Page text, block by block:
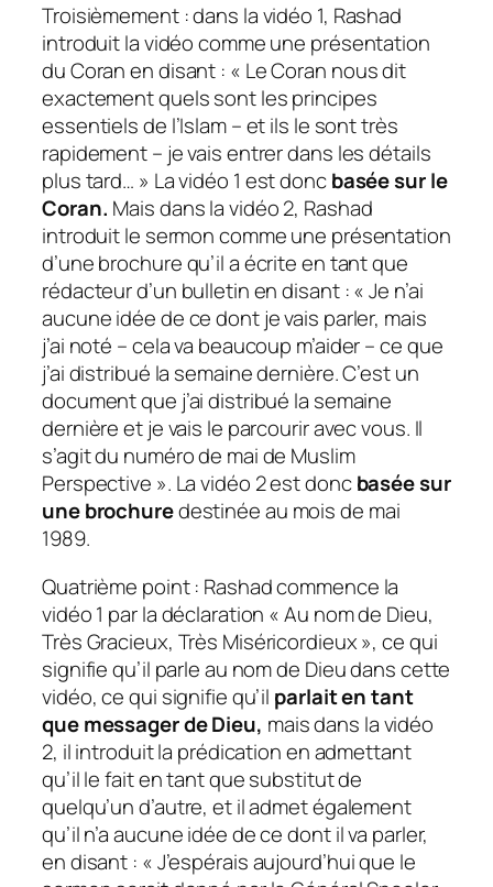
Troisièmement : dans la vidéo 1, Rashad
introduit la vidéo comme une présentation
du Coran en disant : « Le Coran nous dit
exactement quels sont les principes
essentiels de l’Islam – et ils le sont très
rapidement – je vais entrer dans les détails
plus tard… » La vidéo 1 est doncbasée sur le
Coran. Mais dans la vidéo 2, Rashad
introduit le sermon comme une présentation
d’une brochure qu’il a écrite en tant que
rédacteur d’un bulletin en disant :« Je n’ai
aucune idée de ce dont je vais parler, mais
j’ai noté – cela va beaucoup m’aider – ce que
j’ai distribué la semaine dernière. C’est un
document que j’ai distribué la semaine
dernière et je vais le parcourir avec vous. Il
s’agit du numéro de mai de Muslim
Perspective ». La vidéo 2 est doncbasée sur
une brochuredestinée au mois de mai
1989.
Quatrième point : Rashad commence la
vidéo 1 par la déclaration « Au nom de Dieu,
Très Gracieux, Très Miséricordieux », ce qui
signifie qu’il parle au nom de Dieu dans cette
vidéo, ce qui signifie qu’il parlait en tant
que messager de Dieu, mais dans la vidéo
2, il introduit la prédication en admettant
qu’il le fait en tant que substitut de
quelqu’un d’autre, et il admet également
qu’il n’a aucune idée de ce dont il va parler,
en disant : « J’espérais aujourd’hui que le